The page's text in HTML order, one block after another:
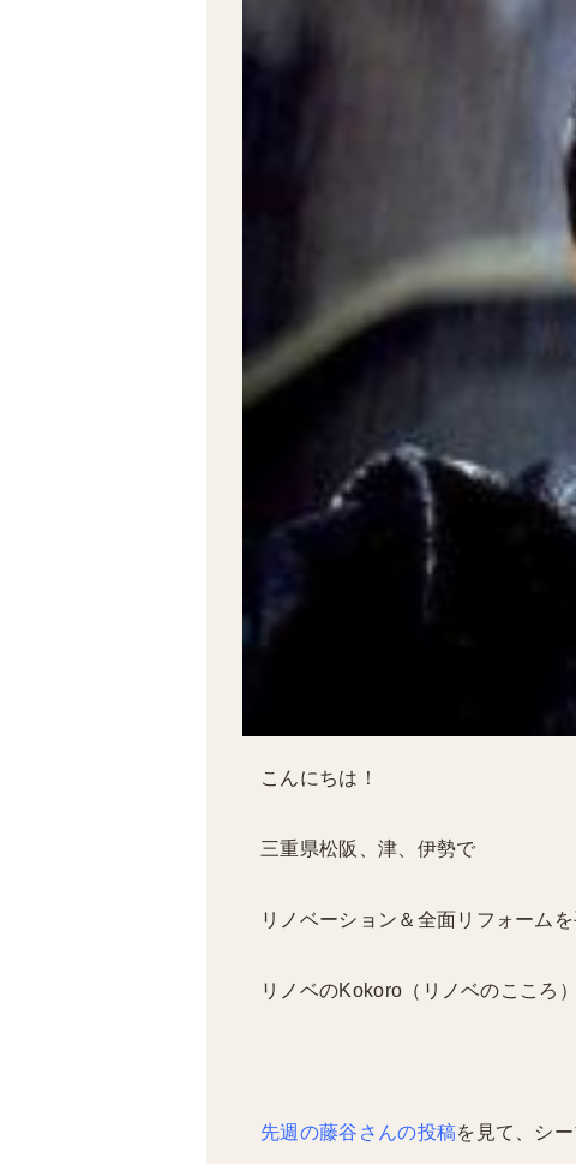
こんにちは！
三重県松阪、津、伊勢で
リノベーション＆全面リフォーム
リノベのKokoro（リノベのこころ
先週の藤谷さんの投稿を見て、シ